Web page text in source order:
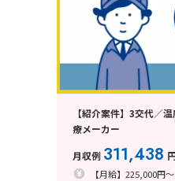
【紹介案件】3交代／
療メーカー
月収例 311,438
【月給】225,000円～